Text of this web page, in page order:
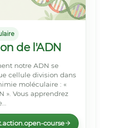
de l'ADN
notre ADN se
cellule division dans
moléculaire : «
». Vous apprendrez
course